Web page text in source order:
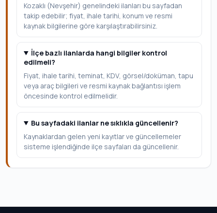
Kozaklı (Nevşehir) genelindeki ilanları bu sayfadan
takip edebilir; fiyat, ihale tarihi, konum ve resmi
kaynak bilgilerine göre karşılaştırabilirsiniz.
İlçe bazlı ilanlarda hangi bilgiler kontrol
edilmeli?
Fiyat, ihale tarihi, teminat, KDV, görsel/doküman, tapu
veya araç bilgileri ve resmi kaynak bağlantısı işlem
öncesinde kontrol edilmelidir.
Bu sayfadaki ilanlar ne sıklıkla güncellenir?
Kaynaklardan gelen yeni kayıtlar ve güncellemeler
sisteme işlendiğinde ilçe sayfaları da güncellenir.